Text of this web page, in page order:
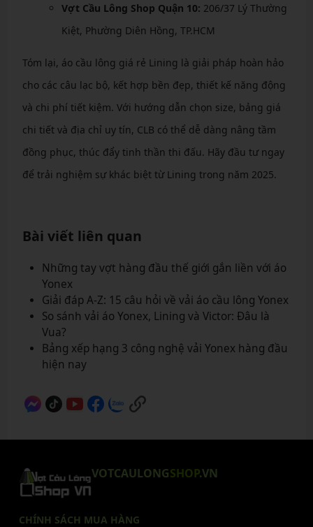
Vợt Cầu Lông Shop Quận 10: 206/37 Lý Thường
Kiệt, Phường Diên Hồng, TP.HCM
Tóm lại, áo cầu lông giá rẻ Lining là giải pháp hoàn hảo
cho các câu lạc bộ, kết hợp bền đẹp, thiết kế năng động
và chi phí tiết kiệm. Với hướng dẫn chọn size, bảng giá
chi tiết và địa chỉ uy tín, CLB có thể dễ dàng nâng tầm
đồng phục, thúc đẩy tinh thần thi đấu. Hãy đầu tư ngay
để trải nghiệm sự khác biệt từ Lining trong năm 2025.
Bài viết liên quan
Những tay vợt hàng đầu thế giới gắn liền với áo
Yonex
Giải đáp A-Z: 15 câu hỏi về vải áo cầu lông Yonex
So sánh vải áo Yonex, Lining và Victor: Đâu là
Vua?
Bảng xếp hạng 3 công nghệ vải Yonex hàng đầu
hiện nay
VOTCAULONGSHOP.VN
CHÍNH SÁCH MUA HÀNG